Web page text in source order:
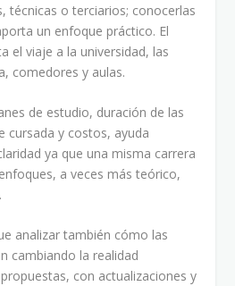
técnicas o terciarios; conocerlas
un enfoque práctico. El
el viaje a la universidad, las
comedores y aulas.
de estudio, duración de las
cursada y costos, ayuda
ya que una misma carrera
a veces más teórico,
analizar también cómo las
cambiando la realidad
con actualizaciones y